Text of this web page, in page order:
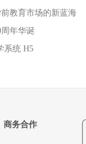
教育市场的新蓝海
年华诞
系统 H5
商务合作